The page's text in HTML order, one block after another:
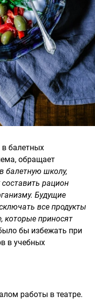
в балетных
обращает
балетную школу,
составить рацион
Будущие
все продукты
которые приносят
бы избежать при
в учебных
работы в театре.